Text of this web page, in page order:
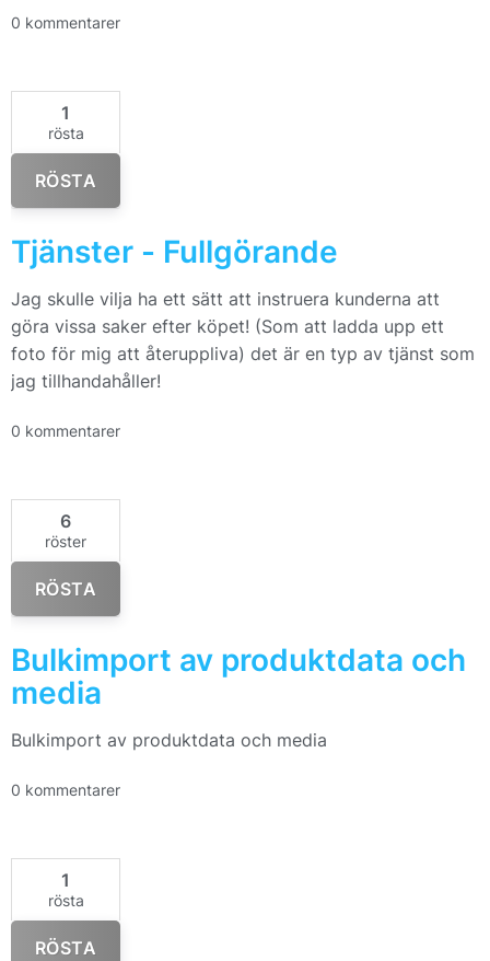
0 kommentarer
1
rösta
RÖSTA
Tjänster - Fullgörande
Jag skulle vilja ha ett sätt att instruera kunderna att
göra vissa saker efter köpet! (Som att ladda upp ett
foto för mig att återuppliva) det är en typ av tjänst som
jag tillhandahåller!
0 kommentarer
6
röster
RÖSTA
Bulkimport av produktdata och
media
Bulkimport av produktdata och media
0 kommentarer
1
rösta
RÖSTA